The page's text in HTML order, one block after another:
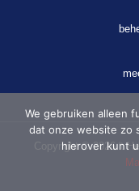
Copyright © 2026 't
We gebruiken alleen
dat onze website zo
hierover kunt